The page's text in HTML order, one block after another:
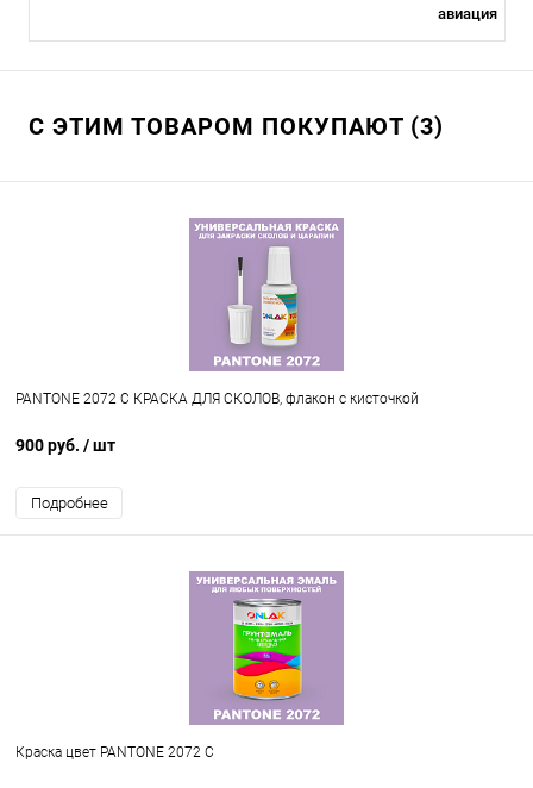
авиация
С ЭТИМ ТОВАРОМ ПОКУПАЮТ (3)
PANTONE 2072 C КРАСКА ДЛЯ СКОЛОВ, флакон с кисточкой
900 руб. / шт
Подробнее
Краска цвет PANTONE 2072 C